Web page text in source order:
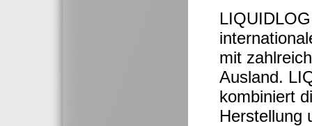
mit
Ausland.
kombiniert
Herstellung